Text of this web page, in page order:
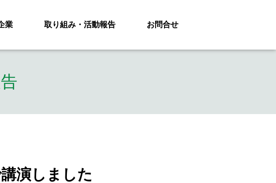
業 取り組み・活動報告 お問合せ
演しました